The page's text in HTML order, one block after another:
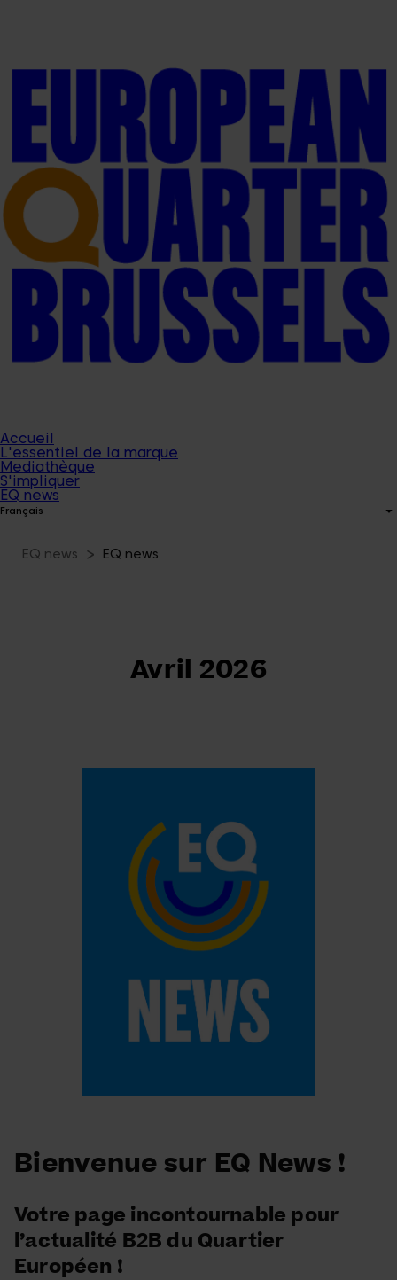
Accueil
L'essentiel de la marque
Mediathèque
S'impliquer
EQ news
Français
EQ news EQ news
Avril 2026
Bienvenue sur EQ News !
Votre page incontournable pour
l’actualité B2B du Quartier
Européen !